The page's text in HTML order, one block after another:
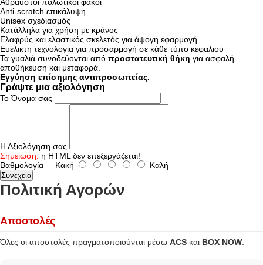
Anti-scratch επικάλυψη
Unisex σχεδιασμός
Κατάλληλα για χρήση με κράνος
Ελαφρύς και ελαστικός σκελετός για άψογη εφαρμογή
Ευέλικτη τεχνολογία για προσαρμογή σε κάθε τύπο κεφαλιού
Τα γυαλιά συνοδεύονται από προστατευτική θήκη για ασφαλή
αποθήκευση και μεταφορά.
Εγγύηση επίσημης αντιπροσωπείας.
Γράψτε μια αξιολόγηση
Το Όνομα σας
Η Αξιολόγηση σας
Σημείωση: η HTML δεν επεξεργάζεται!
Βαθμολογία Κακή Καλή
Συνεχεια
Πολιτική Αγορών
Αποστολές
Όλες οι αποστολές πραγματοποιούνται μέσω ACS και BOX NOW